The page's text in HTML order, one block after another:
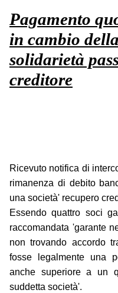
Pagamento
in cambio
solidarietà
creditore
Ricevuto notifica di
rimanenza di debito
una società' recupero
Essendo quattro soci
raccomandata 'garante
non trovando accordo
fosse legalmente una
anche superiore a un
suddetta società'.